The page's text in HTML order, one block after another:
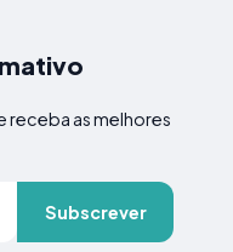
receba as melhores
Subscrever